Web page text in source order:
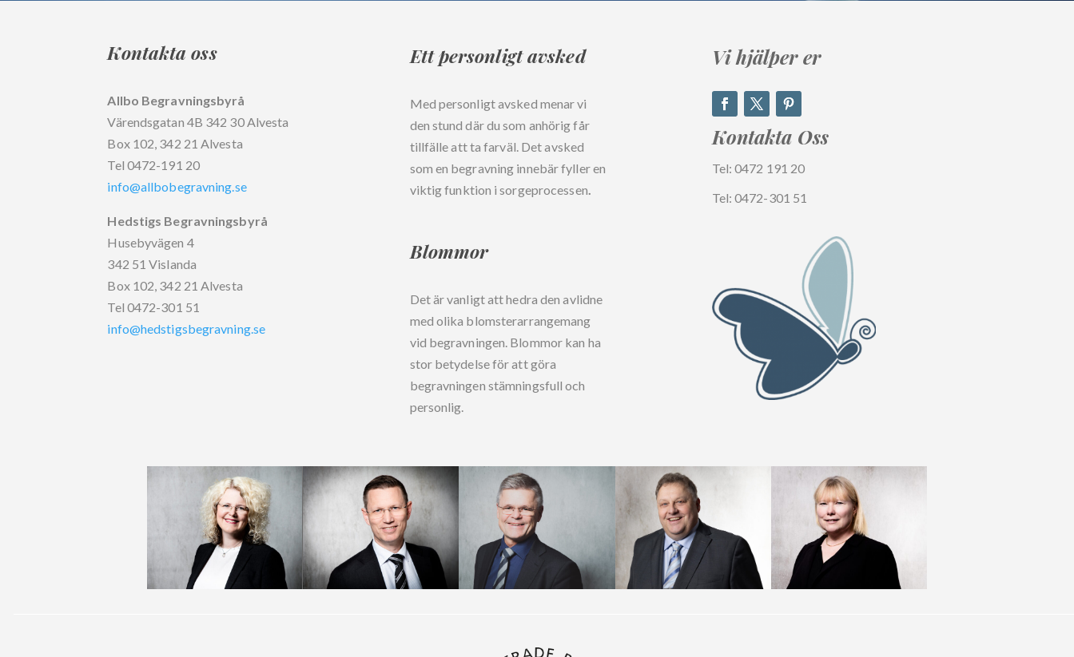
Kontakta oss
Allbo Begravningsbyrå
Värendsgatan 4B 342 30 Alvesta
Box 102, 342 21 Alvesta
Tel 0472-191 20
info@allbobegravning.se
Hedstigs Begravningsbyrå
Husebyvägen 4
342 51 Vislanda
Box 102, 342 21 Alvesta
Tel 0472-301 51
info@hedstigsbegravning.se
Ett personligt avsked
Med personligt avsked menar vi
den stund där du som anhörig får
tillfälle att ta farväl. Det avsked
som en begravning innebär fyller en
viktig funktion i sorgeprocessen.
Blommor
Det är vanligt att hedra den avlidne
med olika blomsterarrangemang
vid begravningen. Blommor kan ha
stor betydelse för att göra
begravningen stämningsfull och
personlig.
Vi hjälper er
Kontakta Oss
Tel: 0472 191 20
Tel: 0472-301 51